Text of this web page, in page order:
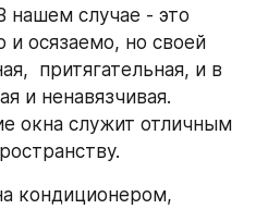
нашем случае - это
и осязаемо, но своей
притягательная, и в
и ненавязчивая.
окна служит отличным